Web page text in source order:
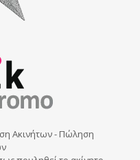
Ακινήτων - Πώληση